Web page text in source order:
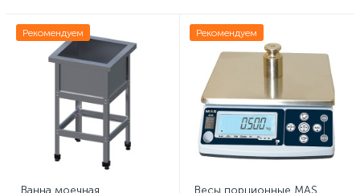
Рекомендуем
Ванна моечная
Рекомендуем
Весы порционные MAS